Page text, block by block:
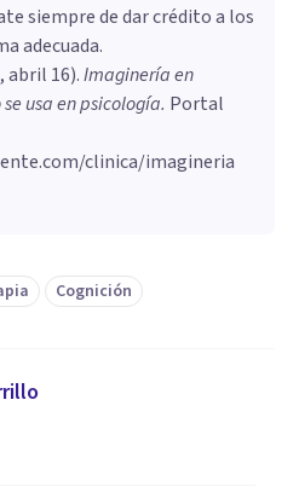
siempre de dar crédito a los
adecuada.
abril 16).Imaginería en
usa en psicología. Portal
clinica/imagineria
Cognición